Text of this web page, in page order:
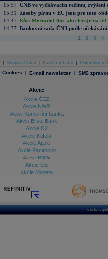
15:57 ČNB ve vyčkávacím režimu, zvýšení
15:31
Zásoby plynu v EU jsou pro toto
14:47 Růst MercadoLibre akceleruje na
14:37 Bankovní rada ČNB podle
1 2 3 4
Skupina Patria Kariéra v Patrii Podmínky
Cookies | E-mail newsletter | SMS
Akcie:
Akcie ČEZ
Akcie NWR
Akcie Komerční banka
Akcie Erste Bank
Akcie O2
Akcie Kofola
Akcie Apple
Akcie Facebook
Akcie BMW
Akcie GE
Akcie Moneta
Tvorba